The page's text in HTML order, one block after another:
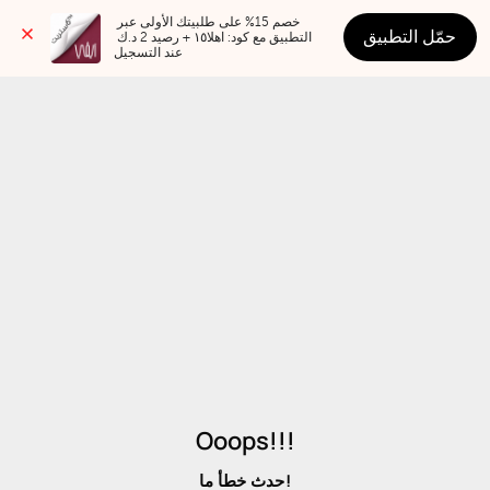
عند التسجيل
حمّل التطبيق
Ooops!!!
حدث خطأ ما!